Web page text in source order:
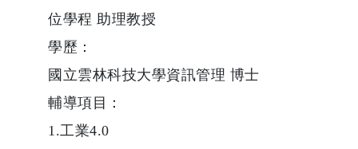
位學程 助理教授
學歷：
國立雲林科技大學資訊管理 博士
輔導項目：
1.工業4.0